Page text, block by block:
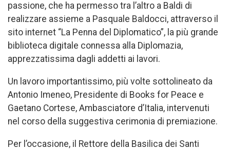
passione, che ha permesso tra l’altro a Baldi di
realizzare assieme a Pasquale Baldocci, attraverso il
sito internet “La Penna del Diplomatico”, la più grande
biblioteca digitale connessa alla Diplomazia,
apprezzatissima dagli addetti ai lavori.
Un lavoro importantissimo, più volte sottolineato da
Antonio Imeneo, Presidente di Books for Peace e
Gaetano Cortese, Ambasciatore d’Italia, intervenuti
nel corso della suggestiva cerimonia di premiazione.
Per l’occasione, il Rettore della Basilica dei Santi